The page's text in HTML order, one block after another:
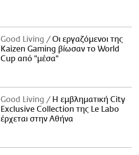
Good Living
Οι εργαζόμενοι της
Kaizen Gaming βίωσαν το World
Cup από "μέσα"
Good Living
Η εμβληματική City
Exclusive Collection της Le Labo
έρχεται στην Αθήνα